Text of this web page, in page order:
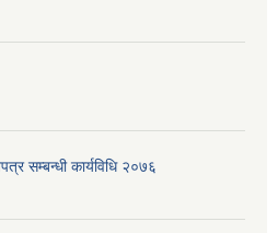
सम्बन्धी कार्यविधि २०७६